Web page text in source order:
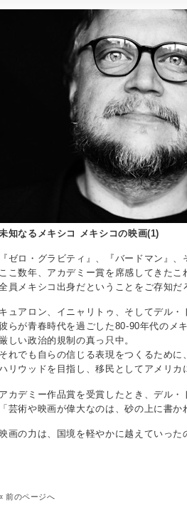
知なるメキシコ メキシコの映画(1)
『ゼロ・グラビティ』、『バードマン』
ここ数年、アカデミー賞を席感してきたこ
員メキシコ出身だということをご存知だ
キュアロン、イニャリトゥ、そしてデル・
らが青春時代を過ごした80-90年代のメキ
厳しい政治的規制の真っ只中。
それでも自らの信じる表現をつくるために、
リウッドを目指し、移民としてアメリカ
アカデミー作品賞を受賞したとき、デル・
「芸術や映画が偉大なのは、砂の上に書
画の力は、国境を軽やかに越えていった
前のページへ